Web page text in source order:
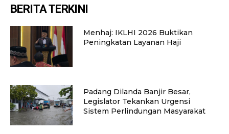
BERITA TERKINI
Menhaj: IKLHI 2026 Buktikan
Peningkatan Layanan Haji
Padang Dilanda Banjir Besar,
Legislator Tekankan Urgensi
Sistem Perlindungan Masyarakat